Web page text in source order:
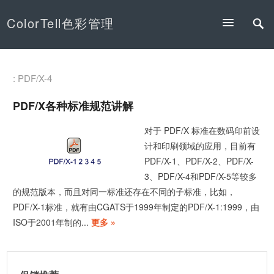
ColorTell色彩管理
: PDF/X-4
PDF/X各种标准规范讲解
对于 PDF/X 标准在数码印前设
计和印刷领域的应用，目前有
PDF/X-1、PDF/X-2、PDF/X-
3、PDF/X-4和PDF/X-5等较多
的规范版本，而且对同一标准还存在不同的子标准，比如，
PDF/X-1标准，就有由CGATS于1999年制定的PDF/X-1:1999，由
ISO于2001年制的...更多 »